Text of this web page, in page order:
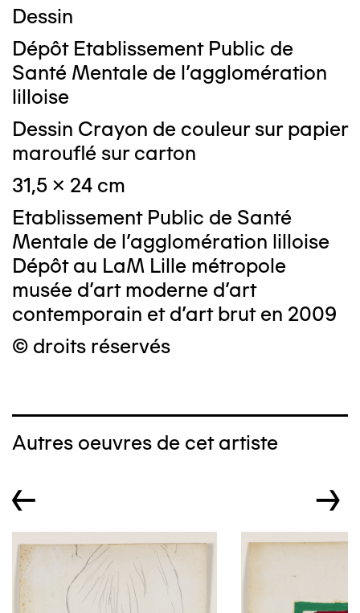
Dessin
Dépôt Etablissement Public de
Santé Mentale de l'agglomération
lilloise
Dessin Crayon de couleur sur papier
marouflé sur carton
31,5 x 24 cm
Etablissement Public de Santé
Mentale de l'agglomération lilloise
Dépôt au LaM Lille métropole
musée d’art moderne d’art
contemporain et d’art brut en 2009
© droits réservés
Autres oeuvres de cet artiste
← →